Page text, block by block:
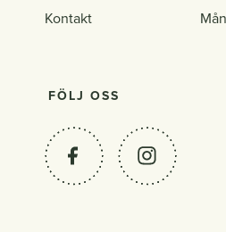
Kontakt
FÖLJ OSS